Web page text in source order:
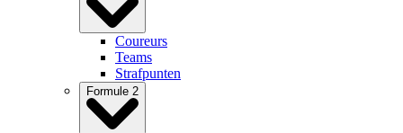
Coureurs
Teams
Strafpunten
Formule 2